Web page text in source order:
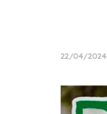
22/04/2024